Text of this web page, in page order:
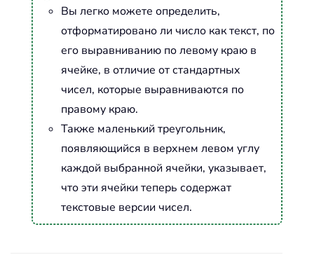
Вы легко можете определить,
отформатировано ли число как текст, по
его выравниванию по левому краю в
ячейке, в отличие от стандартных
чисел, которые выравниваются по
правому краю.
Также маленький треугольник,
появляющийся в верхнем левом углу
каждой выбранной ячейки, указывает,
что эти ячейки теперь содержат
текстовые версии чисел.